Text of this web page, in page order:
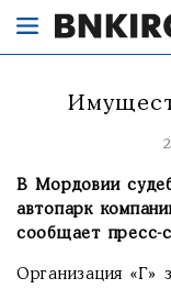
В Мордовии
автопарк
сообщает пресс-
Организация «Г»